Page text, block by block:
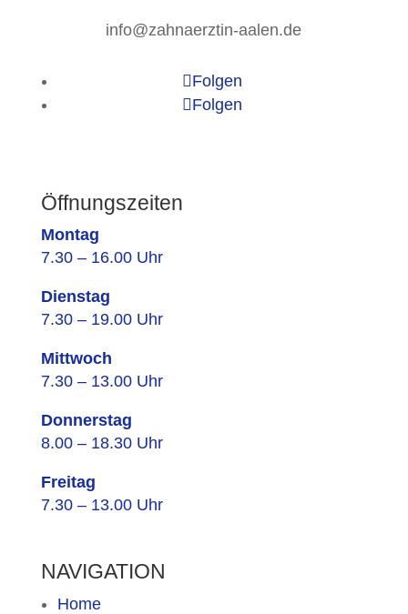
info@zahnaerztin-aalen.de
Folgen
Folgen
Öffnungszeiten
Montag
7.30 – 16.00 Uhr
Dienstag
7.30 – 19.00 Uhr
Mittwoch
7.30 – 13.00 Uhr
Donnerstag
8.00 – 18.30 Uhr
Freitag
7.30 – 13.00 Uhr
NAVIGATION
Home